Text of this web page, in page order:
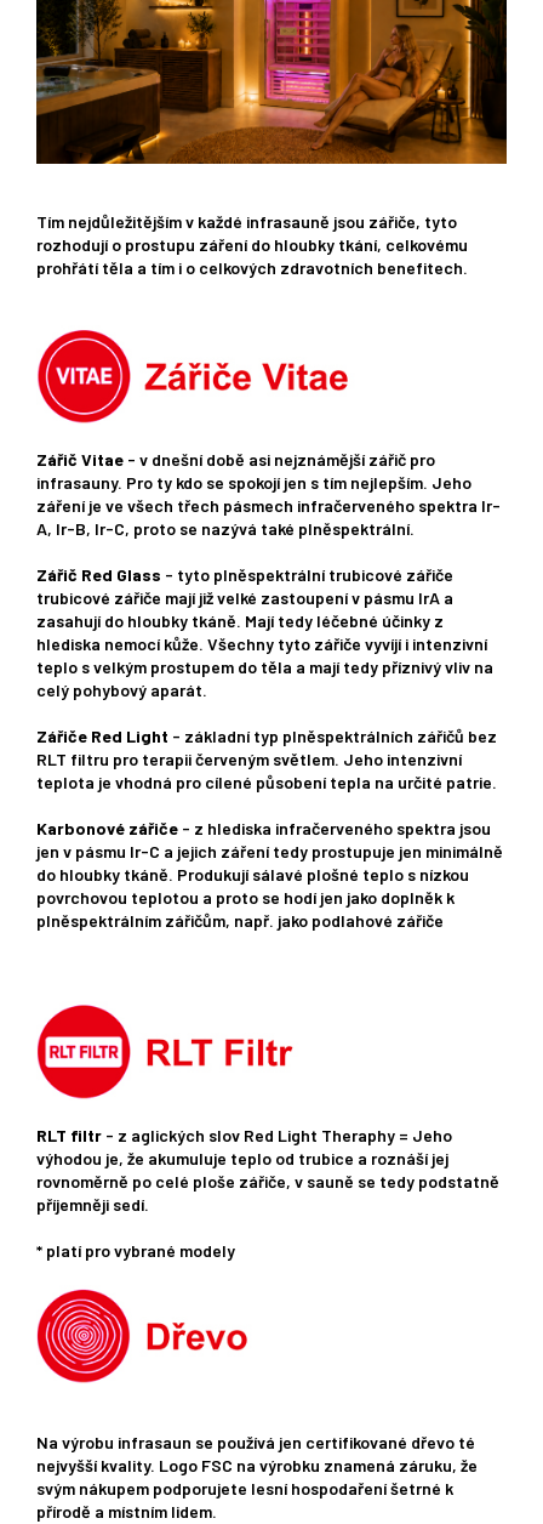
Tím nejdůležitějším v každé infrasauně jsou zářiče, tyto
rozhodují o prostupu záření do hloubky tkání, celkovému
prohřátí těla a tím i o celkových zdravotních benefitech.
Zářič Vitae - v dnešní době asi nejznámější zářič pro
infrasauny. Pro ty kdo se spokojí jen s tím nejlepším. Jeho
záření je ve všech třech pásmech infračerveného spektra Ir-
A, Ir-B, Ir-C, proto se nazývá také plněspektrální.
Zářič Red Glass - tyto plněspektrální trubicové zářiče
trubicové zářiče mají již velké zastoupení v pásmu IrA a
zasahují do hloubky tkáně. Mají tedy léčebné účinky z
hlediska nemocí kůže. Všechny tyto zářiče vyvíjí i intenzivní
teplo s velkým prostupem do těla a mají tedy příznivý vliv na
celý pohybový aparát.
Zářiče Red Light - základní typ plněspektrálních zářičů bez
RLT filtru pro terapii červeným světlem. Jeho intenzivní
teplota je vhodná pro cílené působení tepla na určité patrie.
Karbonové zářiče - z hlediska infračerveného spektra jsou
jen v pásmu Ir-C a jejich záření tedy prostupuje jen minimálně
do hloubky tkáně. Produkují sálavé plošné teplo s nízkou
povrchovou teplotou a proto se hodí jen jako doplněk k
plněspektrálním zářičům, např. jako podlahové zářiče
RLT filtr - z aglických slov Red Light Theraphy = Jeho
výhodou je, že akumuluje teplo od trubice a roznáší jej
rovnoměrně po celé ploše zářiče, v sauně se tedy podstatně
příjemněji sedí.
* platí pro vybrané modely
Na výrobu infrasaun se používá jen certifikované dřevo té
nejvyšší kvality. Logo FSC na výrobku znamená záruku, že
svým nákupem podporujete lesní hospodaření šetrné k
přírodě a místním lidem.